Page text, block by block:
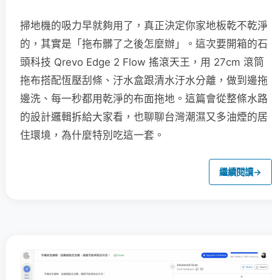
掃地機的吸力早就夠用了，真正決定你家地板乾不乾淨
的，其實是「拖布髒了之後怎麼辦」。這次要開箱的石
頭科技 Qrevo Edge 2 Flow 搖滾天王，用 27cm 滾筒
拖布搭配恆壓刮條、汙水盒跟清水汙水分離，做到邊拖
邊洗、每一秒都用乾淨的布面拖地。這篇會從整條水路
的設計邏輯拆給大家看，也聊聊台灣潮濕又多油煙的居
住環境，為什麼特別吃這一套。
繼續閱讀→